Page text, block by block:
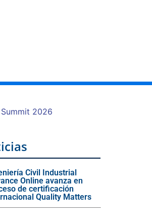
2026
Civil Industrial
Online avanza en
de certificación
Quality Matters